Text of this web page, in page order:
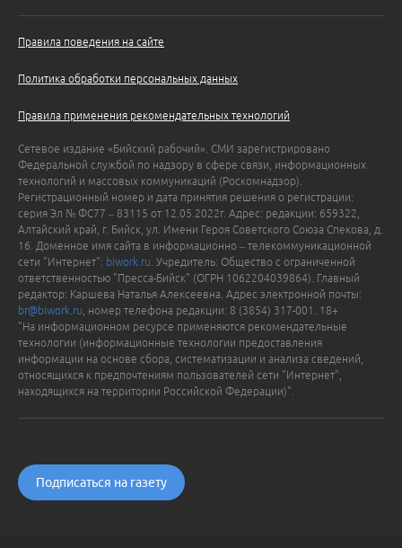
Правила поведения на сайте
Политика обработки персональных данных
Правила применения рекомендательных технологий
Сетевое издание «Бийский рабочий». СМИ зарегистрировано
Федеральной службой по надзору в сфере связи, информационных
технологий и массовых коммуникаций (Роскомнадзор).
Регистрационный номер и дата принятия решения о регистрации:
серия Эл № ФС77 – 83115 от 12.05.2022г. Адрес: редакции: 659322,
Алтайский край, г. Бийск, ул. Имени Героя Советского Союза Спекова, д.
16. Доменное имя сайта в информационно – телекоммуникационной
сети "Интернет": biwork.ru . Учредитель: Общество с ограниченной
ответственностью "Пресса-Бийск" (ОГРН 1062204039864). Главный
редактор: Каршева Наталья Алексеевна. Адрес электронной почты:
br@biwork.ru , номер телефона редакции: 8 (3854) 317-001. 18+
"На информационном ресурсе применяются рекомендательные
технологии (информационные технологии предоставления
информации на основе сбора, систематизации и анализа сведений,
относящихся к предпочтениям пользователей сети "Интернет",
находящихся на территории Российской Федерации)".
Подписаться на газету